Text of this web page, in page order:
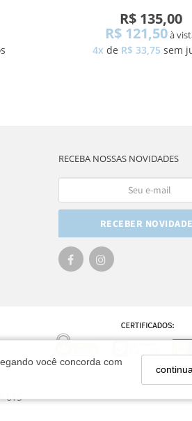
você concorda com
R$ 135,00
R$ 121,50à
4x de R$ 33,75 sem
RECEBA NOSSAS NOVIDADES
RECEBER
615